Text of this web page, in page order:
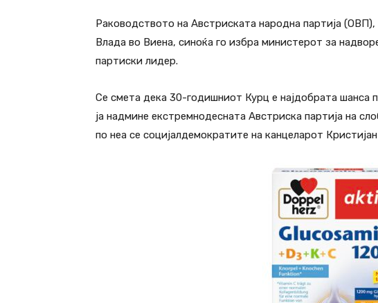
Раководството на Австриската народна партија
Влада во Виена, синоќа го избра министерот за
партиски лидер.
Се смета дека 30-годишниот Курц е најдобрата шанса
ја надмине екстремнодесната Австриска партија на
по неа се социјалдемократите на канцеларот